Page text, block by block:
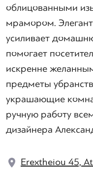
облицованными
мрамором.
усиливает
помогает
искренне
предметы
украшающие
ручную работу
дизайнера
Erextheiou 45,